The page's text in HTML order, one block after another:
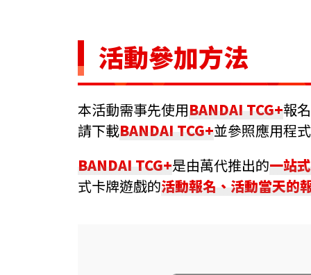
活動參加方法
本活動需事先使用BANDAI TCG+報
請下載BANDAI TCG+並參照應用程
BANDAI TCG+是由萬代推出的一站
式卡牌遊戲的活動報名、活動當天的